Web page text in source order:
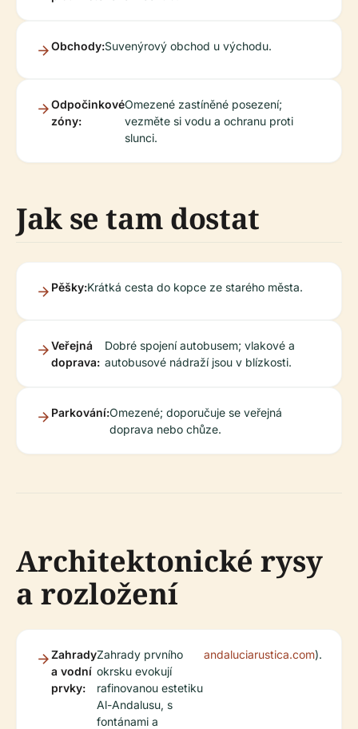
Obchody:Suvenýrový obchod u východu.
Odpočinkové
zóny:
Omezené zastíněné posezení;
vezměte si vodu a ochranu proti
slunci.
Jak se tam dostat
Pěšky:Krátká cesta do kopce ze starého města.
Veřejná
doprava:
Dobré spojení autobusem; vlakové a
autobusové nádraží jsou v blízkosti.
Parkování:Omezené; doporučuje se veřejná
doprava nebo chůze.
Architektonické rysy
a rozložení
Zahrady
a vodní
prvky:
Zahrady prvního
okrsku evokují
rafinovanou estetiku
Al-Andalusu, s
fontánami a
andaluciarustica.com).